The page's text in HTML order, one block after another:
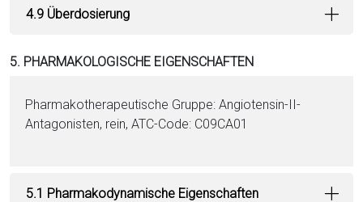
4.9 Überdosierung
5. PHARMAKOLOGISCHE EIGENSCHAFTEN
Pharmakotherapeutische Grup­pe: Angiotensin-II-
Antagonisten, rein, ATC-Code: C09CA01
5.1 Pharmakodynamische Eigenschaften